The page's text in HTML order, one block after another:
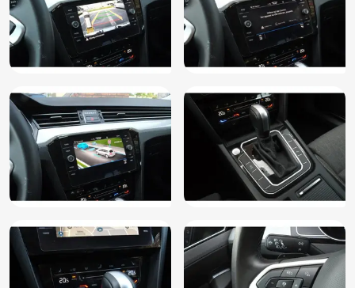
Stuur verstelbaar
Verkeersbord detectie
Vermoeidheids herkenning
Verwarmde voorruit
Volledig digitaal instrumentenpaneel
Voorstoelen in hoogte verstelbaar
Warmtewerende voorruit
WiFi
Trekhaak
Dealer Onderhouden